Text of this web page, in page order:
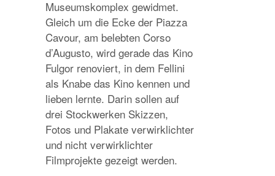
Museumskomplex gewidmet.
Gleich um die Ecke der Piazza
Cavour, am belebten Corso
d’Augusto, wird gerade das Kino
Fulgor renoviert, in dem Fellini
als Knabe das Kino kennen und
lieben lernte. Darin sollen auf
drei Stockwerken Skizzen,
Fotos und Plakate verwirklichter
und nicht verwirklichter
Filmprojekte gezeigt werden.